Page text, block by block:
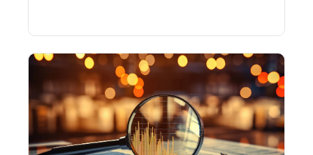
4. Dezember 2025